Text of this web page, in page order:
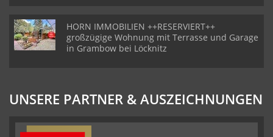
HORN IMMOBILIEN ++RESERVIERT++
großzügige Wohnung mit Terrasse und Garage
in Grambow bei Löcknitz
UNSERE PARTNER & AUSZEICHNUNGEN